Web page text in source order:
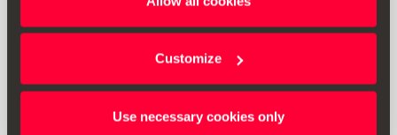
Customize
Use necessary cookies only